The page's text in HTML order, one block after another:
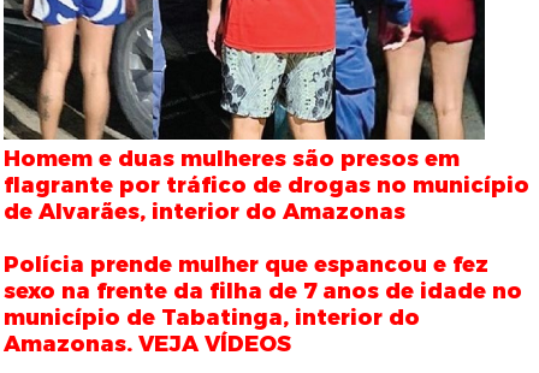
Homem e duas mulheres são presos em
flagrante por tráfico de drogas no município
de Alvarães, interior do Amazonas
Polícia prende mulher que espancou e fez
sexo na frente da filha de 7 anos de idade no
município de Tabatinga, interior do
Amazonas. VEJA VÍDEOS